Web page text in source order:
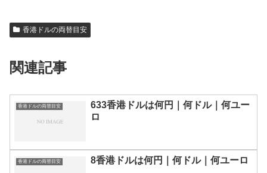
香港ドルの両替目安
関連記事
香港ドルの両替目安
633香港ドルは何円｜何ドル｜何ユー
ロ
香港ドルの両替目安 8香港ドルは何円｜何ドル｜何ユーロ